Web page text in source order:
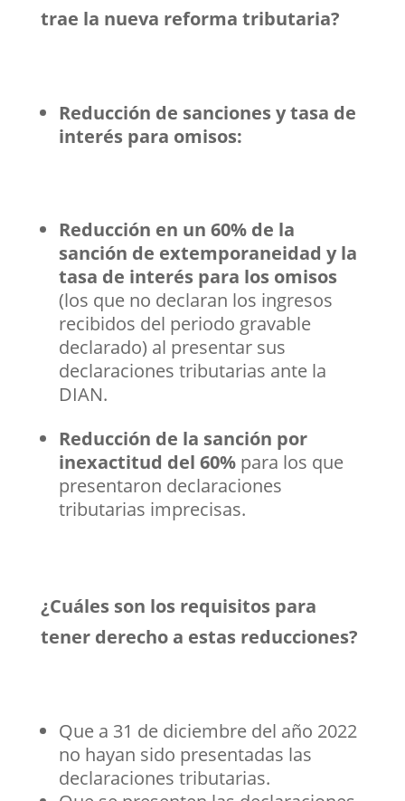
trae la nueva reforma tributaria?
Reducción de sanciones y tasa de
interés para omisos:
Reducción en un 60% de la
sanción de extemporaneidad y la
tasa de interés para los omisos
(los que no declaran los ingresos
recibidos del periodo gravable
declarado) al presentar sus
declaraciones tributarias ante la
DIAN.
Reducción de la sanción por
inexactitud del 60% para los que
presentaron declaraciones
tributarias imprecisas.
¿Cuáles son los requisitos para
tener derecho a estas reducciones?
Que a 31 de diciembre del año 2022
no hayan sido presentadas las
declaraciones tributarias.